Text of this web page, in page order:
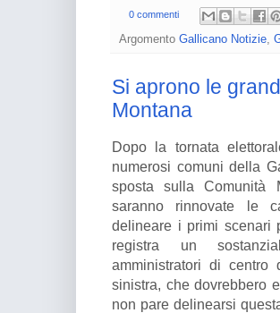
0 commenti
Argomento Gallicano Notizie
Si aprono le
Montana
Dopo la tornata
numerosi comuni della
sposta sulla Comunità
saranno rinnovate le
delineare i primi scenari
registra un
amministratori di
sinistra, che dovrebbero
non pare delinearsi